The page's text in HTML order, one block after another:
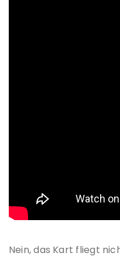
Nein, das Kart fliegt